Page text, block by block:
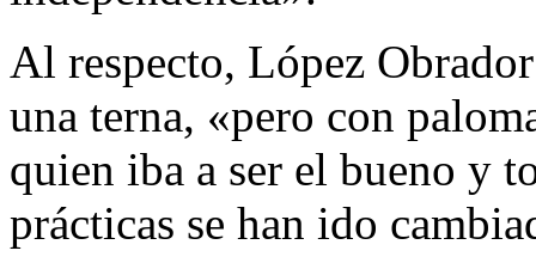
Al respecto, López
una terna, «pero con
quien iba a ser el bueno y
prácticas se han ido